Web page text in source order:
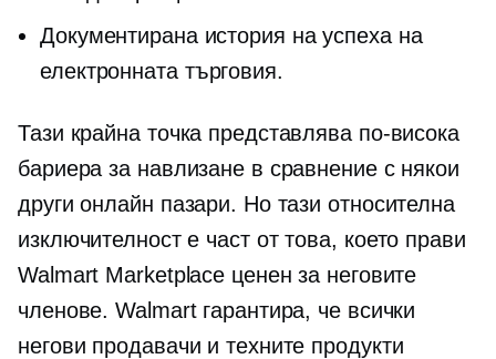
Документирана история на успеха на
електронната търговия.
Тази крайна точка представлява по-висока
бариера за навлизане в сравнение с някои
други онлайн пазари. Но тази относителна
изключителност е част от това, което прави
Walmart Marketplace ценен за неговите
членове. Walmart гарантира, че всички
негови продавачи и техните продукти